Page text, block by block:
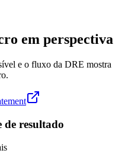
em perspectiva
e o fluxo da DRE mostra
de resultado